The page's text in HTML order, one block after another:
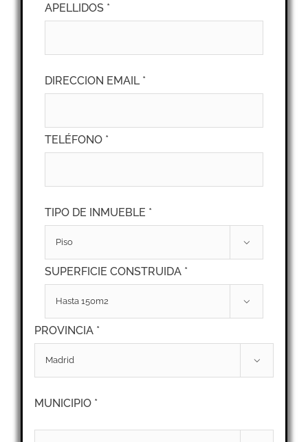
APELLIDOS *
DIRECCION EMAIL *
TELÉFONO *
TIPO DE INMUEBLE *

SUPERFICIE CONSTRUIDA *

PROVINCIA *

MUNICIPIO *